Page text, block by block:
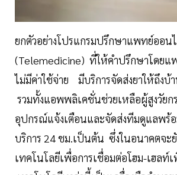
ยกตัวอย่างโปรแกรมปรึกษาแพทย์ออน
(Telemedicine) ที่ให้คำปรึกษาโดยแ
ไม่มีค่าใช้จ่าย มีบริการจัดส่งยาให้ถึงบ้
รวมทั้งแอพพลิเคชั่นช่วยเหลือผู้สูงวัย
อุปกรณ์แจ้งเตือนและจัดส่งทีมดูแลพร้
บริการ 24 ชม.เป็นต้น ซึ่งในอนาคตจะ
เทคโนโลยีเพื่อการเชื่อมต่อโฮม-เฮลท์